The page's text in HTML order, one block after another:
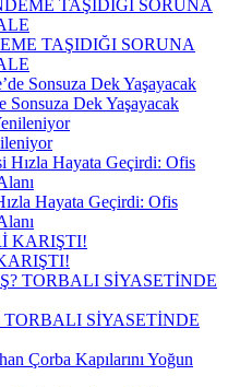
TAŞIDIĞI SORUNA
Sonsuza Dek Yaşayacak
Hayata Geçirdi: Ofis
SİYASETİNDE